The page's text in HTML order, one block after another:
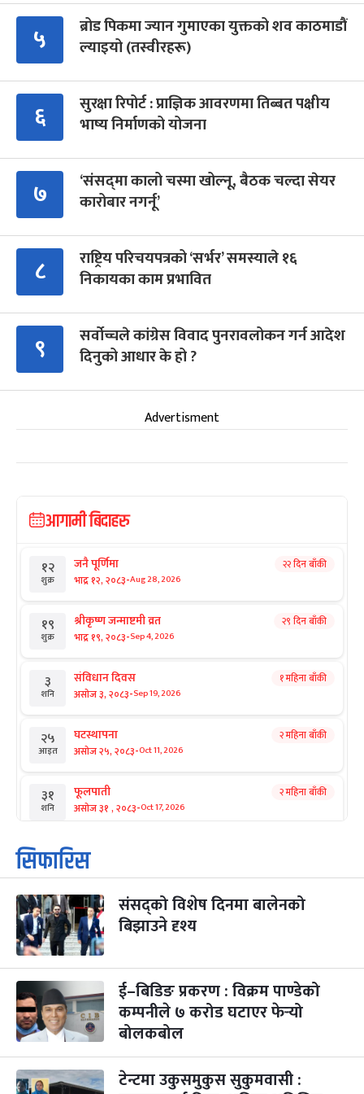
५
ब्रोड पिकमा ज्यान गुमाएका युक्तको शव काठमाडौं
ल्याइयो (तस्वीरहरू)
६
सुरक्षा रिपोर्ट : प्राज्ञिक आवरणमा तिब्बत पक्षीय
भाष्य निर्माणको योजना
७
‘संसद्‍मा कालो चस्मा खोल्नू, बैठक चल्दा सेयर
कारोबार नगर्नू’
८
राष्ट्रिय परिचयपत्रको ‘सर्भर’ समस्याले १६
निकायका काम प्रभावित
९
सर्वोच्चले कांग्रेस विवाद पुनरावलोकन गर्न आदेश
दिनुको आधार के हो ?
Advertisment
आगामी बिदाहरु
१२
शुक्र
जनै पूर्णिमा
भाद्र १२, २०८३-Aug 28, 2026
२२ दिन बाँकी
१९
शुक्र
श्रीकृष्ण जन्माष्टमी व्रत
भाद्र १९, २०८३-Sep 4, 2026
२९ दिन बाँकी
३
शनि
संविधान दिवस
असोज ३, २०८३-Sep 19, 2026
१ महिना बाँकी
२५
आइत
घटस्थापना
असोज २५, २०८३-Oct 11, 2026
२ महिना बाँकी
३१
शनि
फूलपाती
असोज ३१ , २०८३-Oct 17, 2026
२ महिना बाँकी
१
आइत
कार्तिक सङ्क्रान्ति
कार्तिक १, २०८३
३
मंगल
महानवमी
कार्तिक ३, २०८३-Oct 20, 2026
२ महिना बाँकी
४
बुध कार्तिक ४, २०८३ -Oct 21, 2026
५
बिहि
पापा‌ङ्कुशा एकादशी व्रत
कार्तिक ५, २०८३-Oct 22, 2026
२ महिना बाँकी
२२ कुकुर तिहार ३ महिना बाँकी
सिफारिस
संसद्को विशेष दिनमा बालेनको
बिझाउने दृश्य
ई–बिडिङ प्रकरण : विक्रम पाण्डेको
कम्पनीले ७ करोड घटाएर फेर्‍यो
बोलकबोल
टेन्टमा उकुसमुकुस सुकुमवासी :